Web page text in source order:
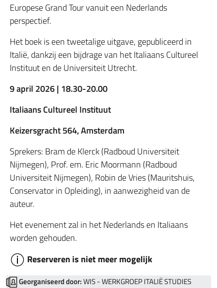
Europese Grand Tour vanuit een Nederlands
perspectief.
Het boek is een tweetalige uitgave, gepubliceerd in
Italië, dankzij een bijdrage van het Italiaans Cultureel
Instituut en de Universiteit Utrecht.
9 april 2026 | 18.30-20.00
Italiaans Cultureel Instituut
Keizersgracht 564, Amsterdam
Sprekers: Bram de Klerck (Radboud Universiteit
Nijmegen), Prof. em. Eric Moormann (Radboud
Universiteit Nijmegen), Robin de Vries (Mauritshuis,
Conservator in Opleiding), in aanwezigheid van de
auteur.
Het evenement zal in het Nederlands en Italiaans
worden gehouden.
Reserveren is niet meer mogelijk
Georganiseerd door:WIS - WERKGROEP ITALIË STUDIES